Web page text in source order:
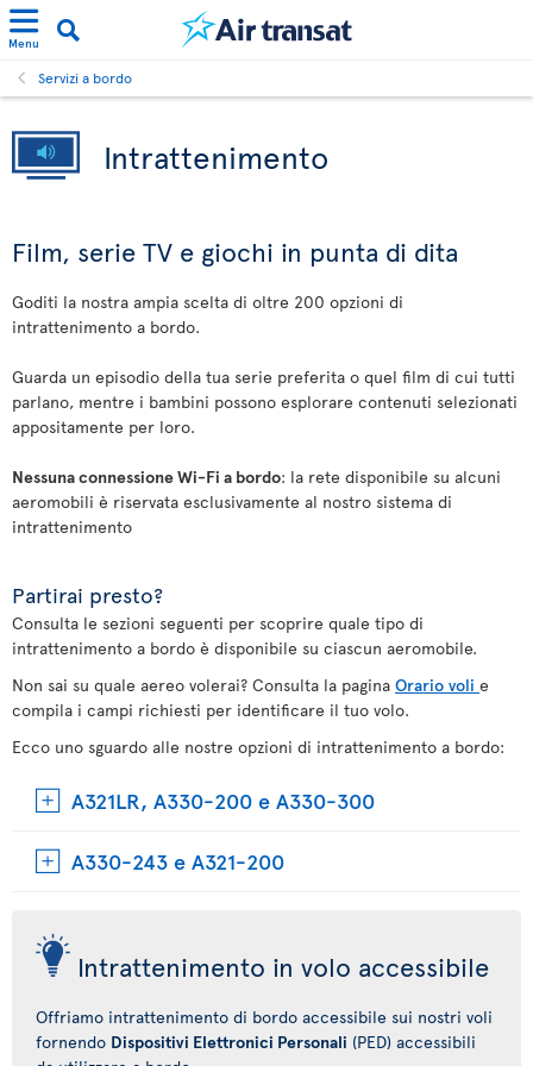
Menu
Servizi a bordo
Intrattenimento
Film, serie TV e giochi in punta di dita
Goditi la nostra ampia scelta di oltre 200 opzioni di
intrattenimento a bordo.
Guarda un episodio della tua serie preferita o quel film di cui tutti
parlano, mentre i bambini possono esplorare contenuti selezionati
appositamente per loro.
Nessuna connessione Wi-Fi a bordo: la rete disponibile su alcuni
aeromobili è riservata esclusivamente al nostro sistema di
intrattenimento
Partirai presto?
Consulta le sezioni seguenti per scoprire quale tipo di
intrattenimento a bordo è disponibile su ciascun aeromobile.
Non sai su quale aereo volerai? Consulta la pagina Orario voli e
compila i campi richiesti per identificare il tuo volo.
Ecco uno sguardo alle nostre opzioni di intrattenimento a bordo:
A321LR, A330-200 e A330-300
A330-243 e A321-200
Intrattenimento in volo accessibile
Offriamo intrattenimento di bordo accessibile sui nostri voli
fornendo Dispositivi Elettronici Personali (PED) accessibili